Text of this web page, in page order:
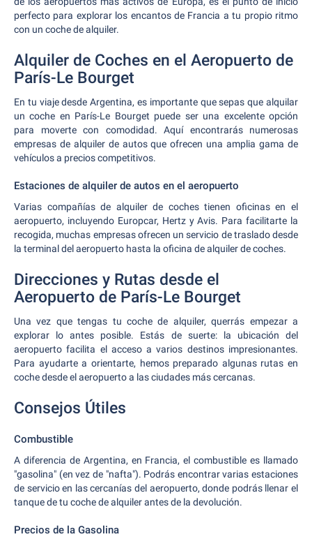
perfecto para explorar los encantos de Francia a tu propio ritmo
con un coche de alquiler.
Alquiler de Coches en el Aeropuerto de
París-Le Bourget
En tu viaje desde Argentina, es importante que sepas que alquilar
un coche en París-Le Bourget puede ser una excelente opción
para moverte con comodidad. Aquí encontrarás numerosas
empresas de alquiler de autos que ofrecen una amplia gama de
vehículos a precios competitivos.
Estaciones de alquiler de autos en el aeropuerto
Varias compañías de alquiler de coches tienen oficinas en el
aeropuerto, incluyendo Europcar, Hertz y Avis. Para facilitarte la
recogida, muchas empresas ofrecen un servicio de traslado desde
la terminal del aeropuerto hasta la oficina de alquiler de coches.
Direcciones y Rutas desde el
Aeropuerto de París-Le Bourget
Una vez que tengas tu coche de alquiler, querrás empezar a
explorar lo antes posible. Estás de suerte: la ubicación del
aeropuerto facilita el acceso a varios destinos impresionantes.
Para ayudarte a orientarte, hemos preparado algunas rutas en
coche desde el aeropuerto a las ciudades más cercanas.
Consejos Útiles
Combustible
A diferencia de Argentina, en Francia, el combustible es llamado
"gasolina" (en vez de "nafta"). Podrás encontrar varias estaciones
de servicio en las cercanías del aeropuerto, donde podrás llenar el
tanque de tu coche de alquiler antes de la devolución.
Precios de la Gasolina